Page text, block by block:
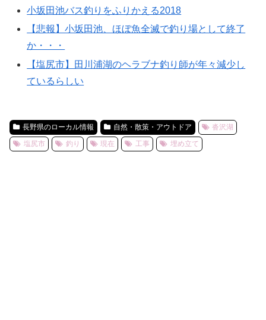
小坂田池バス釣りをふりかえる2018
【悲報】小坂田池、ほぼ魚全滅で釣り場として終了
か・・・
【塩尻市】田川浦湖のヘラブナ釣り師が年々減少し
ているらしい
長野県のローカル情報 自然・散策・アウトドア
沓沢湖
塩尻市
釣り 現在 工事 埋め立て